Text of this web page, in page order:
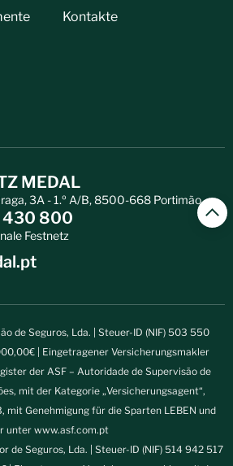
Kontakte
MEDAL
3A - 1.º A/B, 8500-668 Portimão
430 800
Festnetz
de Seguros, Lda. | Steuer-ID (NIF) 503 550
| Eingetragener Versicherungsmakler
der ASF – Autoridade de Supervisão de
mit der Kategorie „Versicherungsagent“,
mit Genehmigung für die Sparten LEBEN und
unter www.asf.com.pt
de Seguros, Lda. | Steuer-ID (NIF) 514 942 517